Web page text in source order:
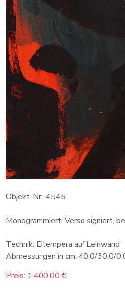
Objekt-Nr.: 4545
Monogrammiert. Verso signiert,
Technik: Eitempera auf Leinwand
Abmessungen in cm: 40.0/30.0/
Preis: 1.400,00 €